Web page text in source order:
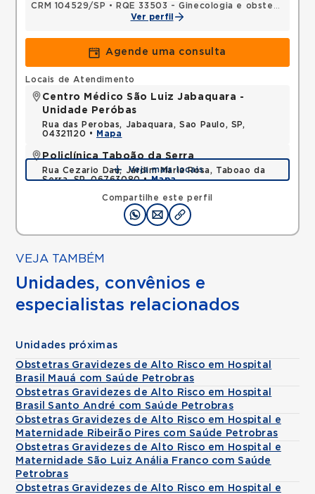
CRM 104529/SP •
RQE 33503 - Ginecologia e obstetrícia
Ver perfil
Agende uma consulta
Compartilhe este perfil
Locais de Atendimento
Centro Médico São Luiz Jabaquara -
Unidade Peróbas
Rua das Perobas, Jabaquara, Sao Paulo, SP,
04321120 •
Mapa
Policlínica Taboão da Serra
Rua Cezario Dau, Jardim Maria Rosa, Taboao da
Serra, SP, 06763080 •Mapa
Veja mais locais
VEJA TAMBÉM
Unidades, convênios e
especialistas relacionados
Unidades próximas
Obstetras Gravidezes de Alto Risco em Hospital
Brasil Mauá com Saúde Petrobras
Obstetras Gravidezes de Alto Risco em Hospital
Brasil Santo André com Saúde Petrobras
Obstetras Gravidezes de Alto Risco em Hospital e
Maternidade Ribeirão Pires com Saúde Petrobras
Obstetras Gravidezes de Alto Risco em Hospital e
Maternidade São Luiz Anália Franco com Saúde
Petrobras
Obstetras Gravidezes de Alto Risco em Hospital e